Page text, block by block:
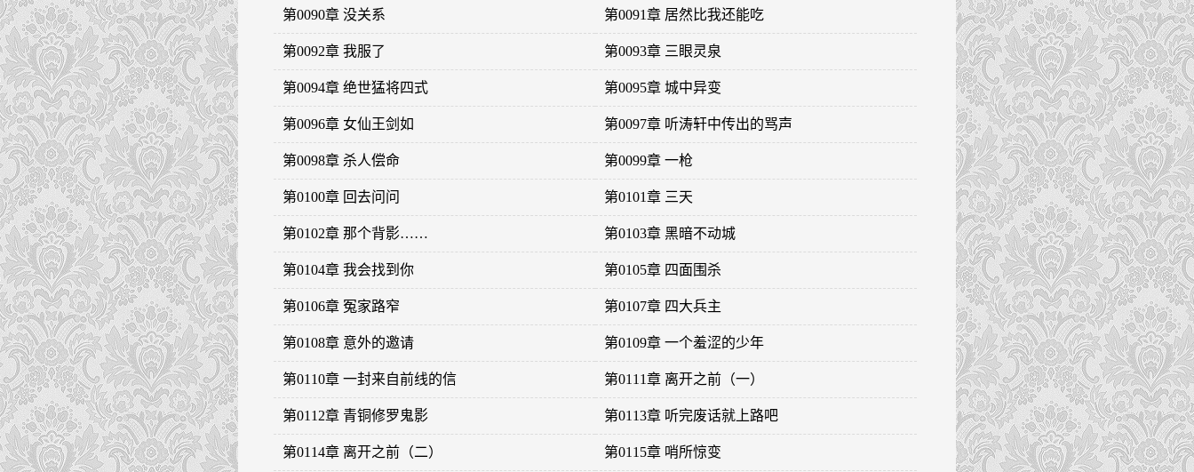
第0090章 没关系 第0091章 居然比我还能吃
第0092章 我服了 第0093章 三眼灵泉
第0094章 绝世猛将四式 第0095章 城中异变
第0096章 女仙王剑如 第0097章 听涛轩中传出的骂声
第0098章 杀人偿命 第0099章 一枪
第0100章 回去问问 第0101章 三天
第0102章 那个背影…… 第0103章 黑暗不动城
第0104章 我会找到你 第0105章 四面围杀
第0106章 冤家路窄 第0107章 四大兵主
第0108章 意外的邀请 第0109章 一个羞涩的少年
第0110章 一封来自前线的信 第0111章 离开之前（一）
第0112章 青铜修罗鬼影 第0113章 听完废话就上路吧
第0114章 离开之前（二） 第0115章 哨所惊变